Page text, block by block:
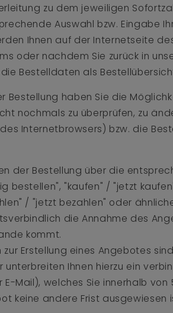
zu dem jeweiligen
Auswahl bzw. Eingabe
Ihnen auf der Internetseite
oder nachdem Sie zurück in
Bestelldaten als
Bestellung haben Sie die
nochmals zu überprüfen, zu
des Internetbrowsers) bzw. die
der Bestellung über die
bestellen", "kaufen" / "jetzt
/ "jetzt bezahlen" oder
die Annahme des
kommt.
Erstellung eines Angebotes
unterbreiten Ihnen hierzu ein
E-Mail), welches Sie innerhalb
keine andere Frist ausgewiesen